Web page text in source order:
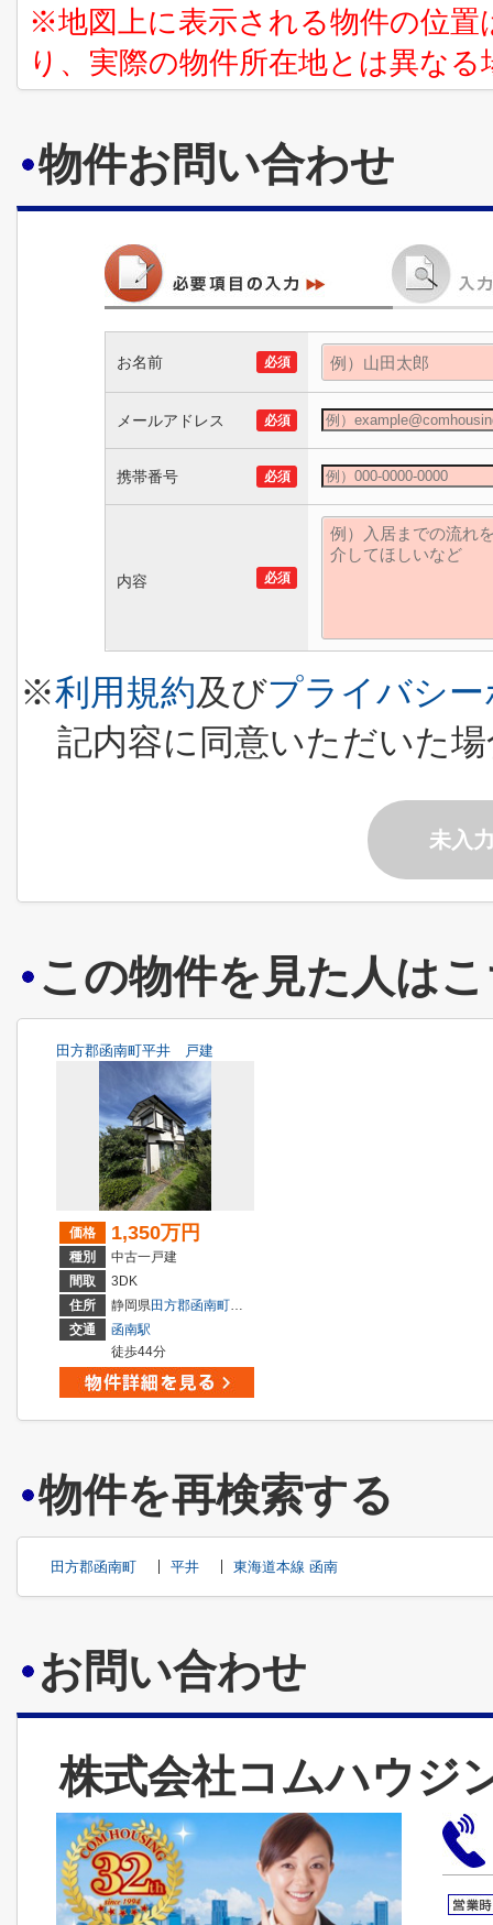
※地図上に表示される物件の位
り、実際の物件所在地とは異な
物件お問い合わせ
お名前 必須
メールアドレス 必須
携帯番号 必須
内容 必須
※利用規約及びプライバシ
記内容に同意いただいた
未入
この物件を見た人は
田方郡函南町平井 戸建
価格 1,350万円
種別
中古一戸建
間取
3DK
住所
静岡県田方郡函南町平井
交通
函南駅
徒歩44分
物件を再検索する
田方郡函南町 平井 東海道本線 函南
お問い合わせ
株式会社コムハウジ